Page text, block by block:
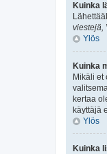
Kuinka
viestejä,
Ylös
Kuinka
Mikäli et
kertaa
käyttäjä
Ylös
Kuinka